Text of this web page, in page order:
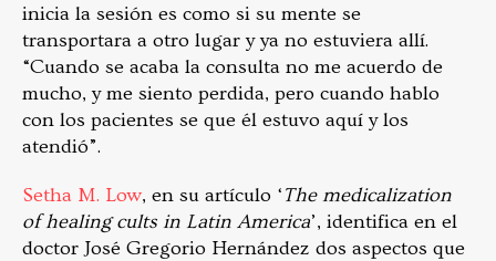
inicia la sesión es como si su mente se
transportara a otro lugar y ya no estuviera allí.
“Cuando se acaba la consulta no me acuerdo de
mucho, y me siento perdida, pero cuando hablo
con los pacientes se que él estuvo aquí y los
atendió”.
Setha M. Low, en su artículo ‘The medicalization
of healing cults in Latin America’, identifica en el
doctor José Gregorio Hernández dos aspectos que